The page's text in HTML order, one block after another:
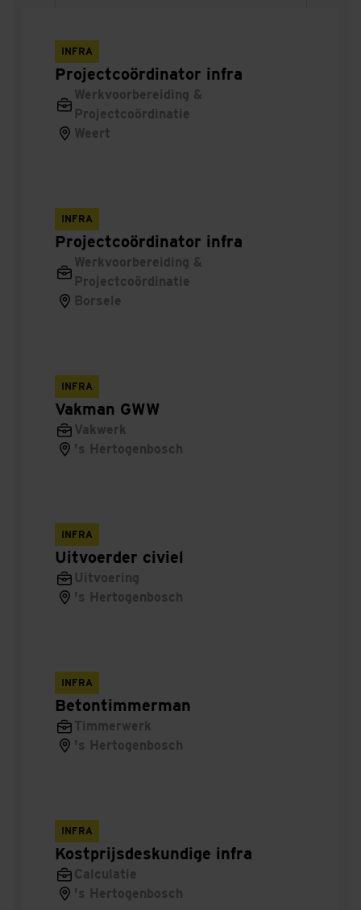
Bouwcoördinator
Ontwerper
Ontwikkelaar
Engineer
Stage
Werkplaatsmedewerker
Specialist
Allround
Leaseadviseur
Integratiemanager
Veiligheidskundige
Omgevingsmanager
Betontimmerman
Integraal
System
Projectcoördinator infra
Werkvoorbereiding &
Projectcoördinatie
Weert
INFRA
Projectcoördinator infra
Werkvoorbereiding &
Projectcoördinatie
Borsele
INFRA
Vakman GWW
Vakwerk
's Hertogenbosch
INFRA
Uitvoerder civiel
Uitvoering
's Hertogenbosch
INFRA
Betontimmerman
Timmerwerk
's Hertogenbosch
INFRA
Kostprijsdeskundige infra
Calculatie
's Hertogenbosch
INFRA